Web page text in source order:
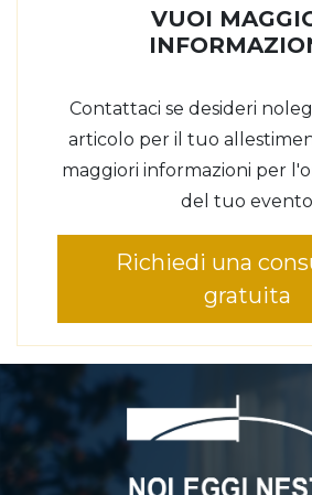
VUOI
Contattaci se desideri
articolo per il tuo
maggiori informazioni per
del tuo evento
Richiedi una
gratuita